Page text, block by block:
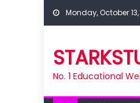
Skip
Monday, October
No. 1 Educational